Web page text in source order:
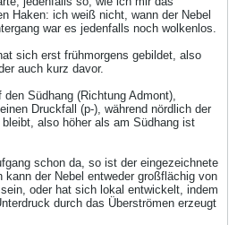
Haken: ich weiß nicht, wann der Nebel
war es jedenfalls noch wolkenlos.
sich erst frühmorgens gebildet, also
auch kurz davor.
Südhang (Richtung Admont),
Druckfall (p-), während nördlich der
also höher als am Südhang ist
schon da, so ist der eingezeichnete
kann der Nebel entweder großflächig von
oder hat sich lokal entwickelt, indem
durch das Überströmen erzeugt